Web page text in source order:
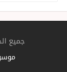
جميع